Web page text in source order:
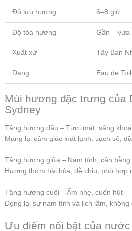
Độ lưu hương 6–8 giờ
Độ tỏa hương Gần – vừa
Xuất xứ Tây Ban
Dạng Eau de
Mùi hương đặc trưng của
Sydney
Tầng hương đầu – Tươi mát, sảng khoái
Mang lại cảm giác mát lạnh, sạch sẽ,
Tầng hương giữa – Nam tính, cân bằng
Hương thơm hài hòa, dễ chịu, phù hợp
Tầng hương cuối – Ấm nhẹ, cuốn hút
Đọng lại sự nam tính và lịch lãm, không
Ưu điểm nổi bật của